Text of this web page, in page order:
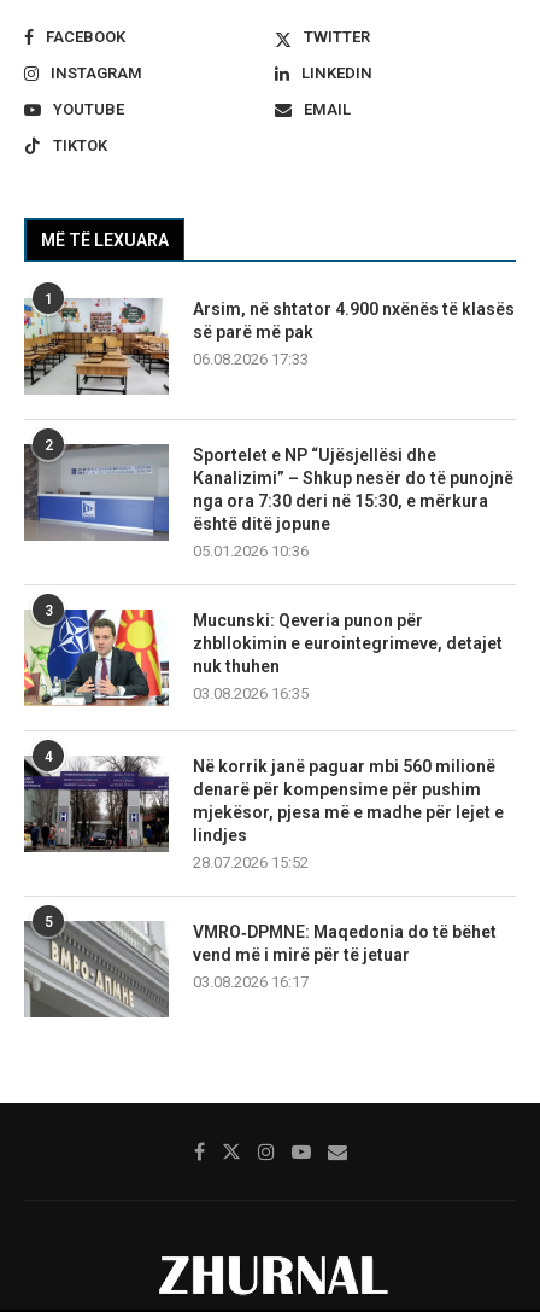
FACEBOOK
TWITTER
INSTAGRAM
LINKEDIN
YOUTUBE
EMAIL
TIKTOK
MË TË LEXUARA
1
Arsim, në shtator 4.900 nxënës të klasës
së parë më pak
06.08.2026 17:33
2
Sportelet e NP “Ujësjellësi dhe
Kanalizimi” – Shkup nesër do të punojnë
nga ora 7:30 deri në 15:30, e mërkura
është ditë jopune
05.01.2026 10:36
3
Mucunski: Qeveria punon për
zhbllokimin e eurointegrimeve, detajet
nuk thuhen
03.08.2026 16:35
4
Në korrik janë paguar mbi 560 milionë
denarë për kompensime për pushim
mjekësor, pjesa më e madhe për lejet e
lindjes
28.07.2026 15:52
5
VMRO‑DPMNE: Maqedonia do të bëhet
vend më i mirë për të jetuar
03.08.2026 16:17